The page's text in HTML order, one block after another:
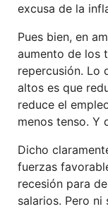
excusa de la
Pues bien, en
aumento de los
repercusión. Lo
altos es que
reduce el
menos tenso. Y
Dicho
fuerzas
recesión para
salarios. Pero